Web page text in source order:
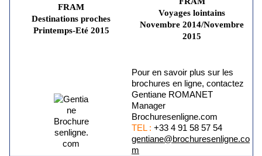
FRAM
Destinations proches
Printemps-Eté 2015
Voyages lointains
Novembre 2014/Novembre
2015
Pour en savoir plus sur les
brochures en ligne, contactez
Gentiane ROMANET
Manager
Brochuresenligne.com
TEL : +33 4 91 58 57 54
gentiane@brochuresenligne.co
m